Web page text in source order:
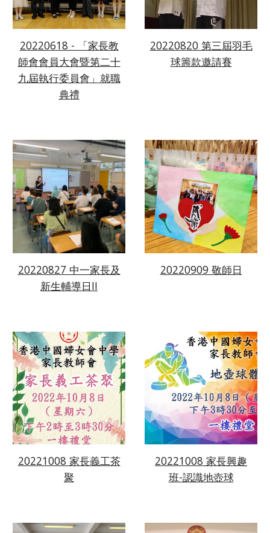
20220618 - 「家長教
師會會員大會暨第二十
九屆執行委員會」就職
典禮
20220820 第三屆羽毛
球籌款邀請賽
20220827 中一家長及
新生輔導日II
20220909 敬師日
20221008 家長義工茶
聚
20221008 家長興趣
班-認識地壺球